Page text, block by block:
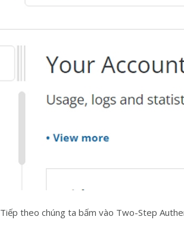
Tiếp theo chúng ta bấm vào Two-Step